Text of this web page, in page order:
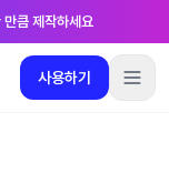
큼 제작하세요
🇰🇷 한국어
사용하기